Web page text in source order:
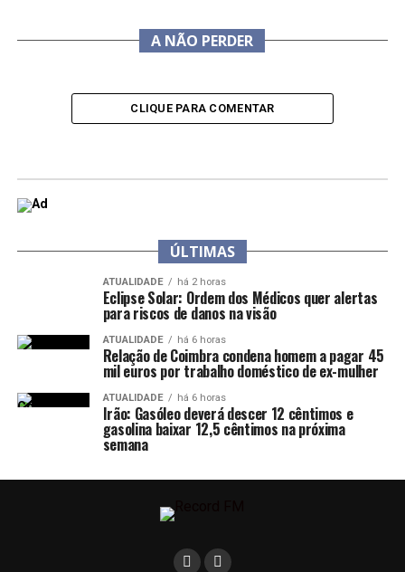
A NÃO PERDER
CLIQUE PARA COMENTAR
ÚLTIMAS
ATUALIDADE há 2 horas
Eclipse Solar: Ordem dos Médicos quer alertas
para riscos de danos na visão
ATUALIDADE há 6 horas
Relação de Coimbra condena homem a pagar 45
mil euros por trabalho doméstico de ex-mulher
ATUALIDADE há 6 horas
Irão: Gasóleo deverá descer 12 cêntimos e
gasolina baixar 12,5 cêntimos na próxima
semana